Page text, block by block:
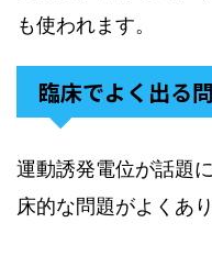
も使われます。
臨床でよく出る
運動誘発電位が話題
床的な問題がよくあり